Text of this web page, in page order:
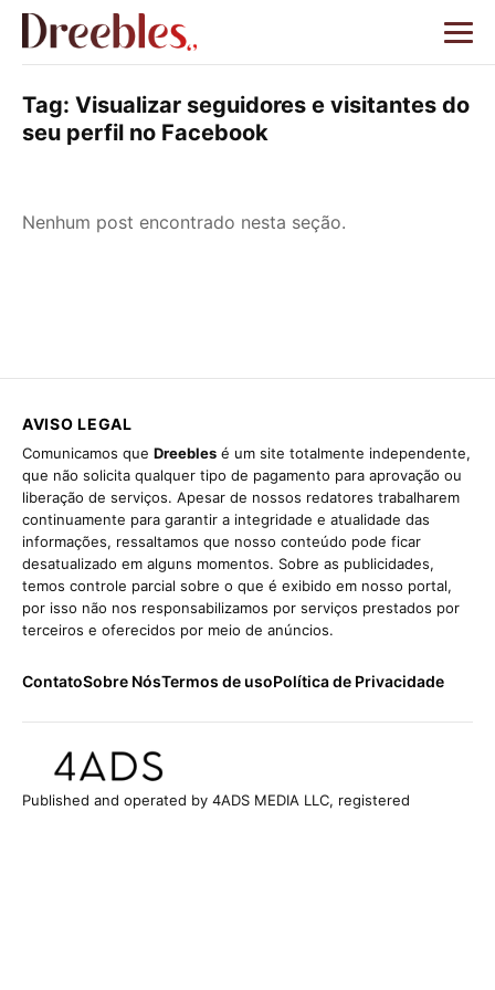
Tag: Visualizar seguidores e visitantes do
seu perfil no Facebook
Nenhum post encontrado nesta seção.
AVISO LEGAL
Comunicamos que Dreebles é um site totalmente independente,
que não solicita qualquer tipo de pagamento para aprovação ou
liberação de serviços. Apesar de nossos redatores trabalharem
continuamente para garantir a integridade e atualidade das
informações, ressaltamos que nosso conteúdo pode ficar
desatualizado em alguns momentos. Sobre as publicidades,
temos controle parcial sobre o que é exibido em nosso portal,
por isso não nos responsabilizamos por serviços prestados por
terceiros e oferecidos por meio de anúncios.
ContatoSobre NósTermos de usoPolítica de Privacidade
Published and operated by 4ADS MEDIA LLC, registered